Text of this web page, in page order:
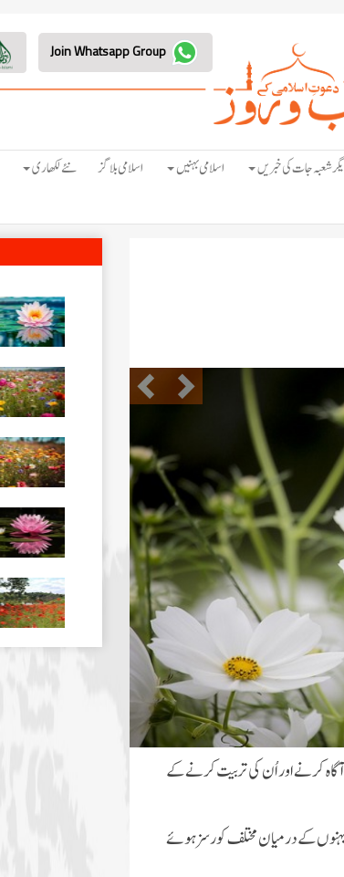
شعبہ جات کی خبریں اسلامی بہنیں اسلامی بلاگز نئے لکھاری
Previous Next
کرنے اور اُن کی تربیت کرنے کے
کی اسلامی بہنوں کے درمیان مختلف کورسز ہوئے